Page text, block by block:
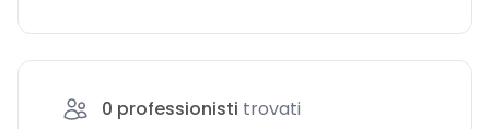
0 professionisti trovati